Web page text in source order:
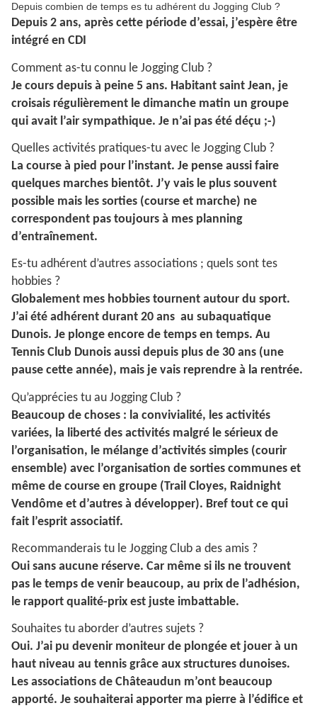
Depuis combien de temps es tu adhérent du Jogging Club ?
Depuis 2 ans, après cette période d’essai, j’espère être
intégré en CDI
Comment as-tu connu le Jogging Club ?
Je cours depuis à peine 5 ans. Habitant saint Jean, je
croisais régulièrement le dimanche matin un groupe
qui avait l’air sympathique. Je n’ai pas été déçu ;-)
Quelles activités pratiques-tu avec le Jogging Club ?
La course à pied pour l’instant. Je pense aussi faire
quelques marches bientôt. J’y vais le plus souvent
possible mais les sorties (course et marche) ne
correspondent pas toujours à mes planning
d’entraînement.
Es-tu adhérent d’autres associations ; quels sont tes
hobbies ?
Globalement mes hobbies tournent autour du sport.
J’ai été adhérent durant 20 ans au subaquatique
Dunois. Je plonge encore de temps en temps. Au
Tennis Club Dunois aussi depuis plus de 30 ans (une
pause cette année), mais je vais reprendre à la rentrée.
Qu’apprécies tu au Jogging Club ?
Beaucoup de choses : la convivialité, les activités
variées, la liberté des activités malgré le sérieux de
l’organisation, le mélange d’activités simples (courir
ensemble) avec l’organisation de sorties communes et
même de course en groupe (Trail Cloyes, Raidnight
Vendôme et d’autres à développer). Bref tout ce qui
fait l’esprit associatif.
Recommanderais tu le Jogging Club a des amis ?
Oui sans aucune réserve. Car même si ils ne trouvent
pas le temps de venir beaucoup, au prix de l’adhésion,
le rapport qualité-prix est juste imbattable.
Souhaites tu aborder d’autres sujets ?
Oui. J’ai pu devenir moniteur de plongée et jouer à un
haut niveau au tennis grâce aux structures dunoises.
Les associations de Châteaudun m’ont beaucoup
apporté. Je souhaiterai apporter ma pierre à l’édifice et